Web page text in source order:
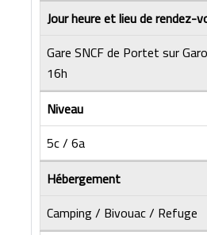
Jour heure et lieu de rendez-
Gare SNCF de Portet sur
16h
Niveau
5c / 6a
Hébergement
Camping / Bivouac / Refuge